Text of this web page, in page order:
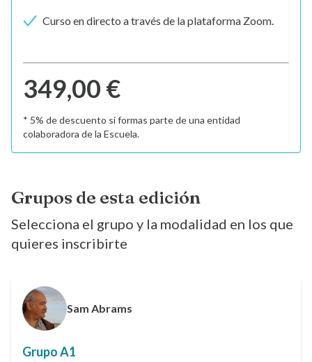
Curso en directo a través de la plataforma Zoom.
349,00 €
* 5% de descuento si formas parte de una entidad
colaboradora de la Escuela.
Grupos de esta edición
Selecciona el grupo y la modalidad en los que
quieres inscribirte
Grupo A1
Sam Abrams